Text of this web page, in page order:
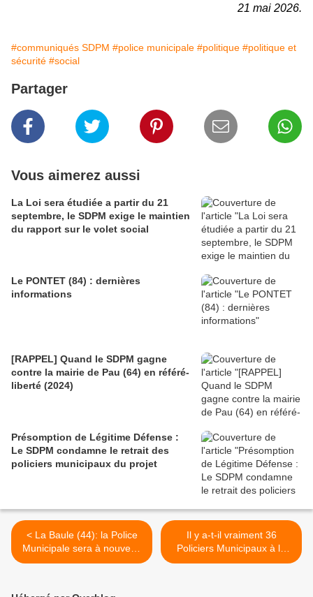
21 mai 2026.
#communiqués SDPM #police municipale #politique #politique et
sécurité #social
Partager
Vous aimerez aussi
La Loi sera étudiée a partir du 21
septembre, le SDPM exige le maintien
du rapport sur le volet social
Le PONTET (84) : dernières
informations
[RAPPEL] Quand le SDPM gagne
contre la mairie de Pau (64) en référé-
liberté (2024)
Présomption de Légitime Défense :
Le SDPM condamne le retrait des
policiers municipaux du projet
< La Baule (44): la Police
Municipale sera à nouveau
en grève le 22 mai
Il y a-t-il vraiment 36
Policiers Municipaux à la
Baule ? >